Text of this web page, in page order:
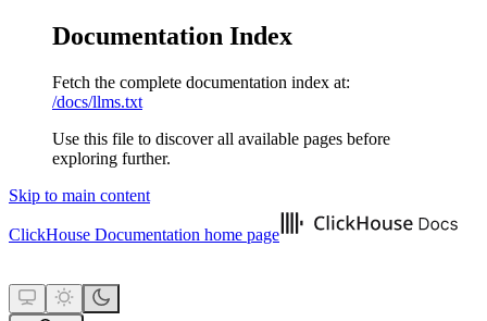
Documentation Index
Fetch the complete documentation index at:
/docs/llms.txt
Use this file to discover all available pages before
exploring further.
Skip to main content
ClickHouse Documentation home page